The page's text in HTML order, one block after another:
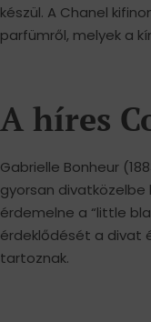
készül. A Chanel
parfümről, melyek a
A híres
Gabrielle Bonheur
gyorsan
érdemelne a “little
érdeklődését a divat
tartoznak.